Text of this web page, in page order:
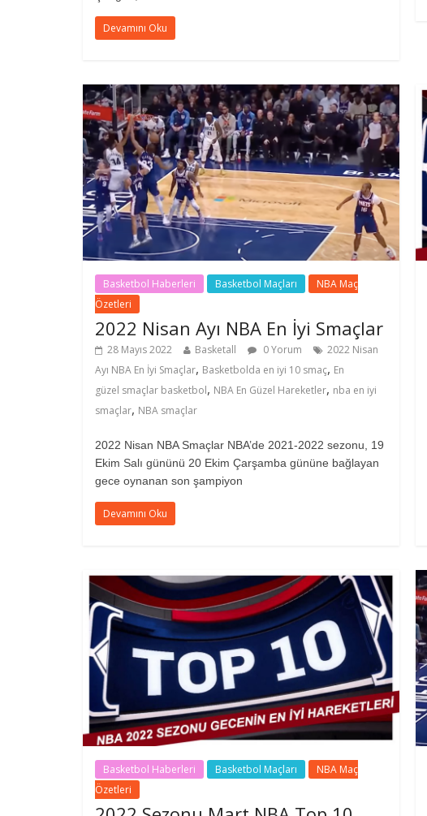
Devamını Oku
Basketbol Haberleri Basketbol Maçları
NBA Maç
Özetleri
2022 Nisan Ayı NBA En İyi Smaçlar
28 Mayıs 2022 Basketall 0 Yorum
2022 Nisan
Ayı NBA En İyi Smaçlar, Basketbolda en iyi 10 smaç, En
güzel smaçlar basketbol, NBA En Güzel Hareketler, nba en iyi
smaçlar, NBA smaçlar
2022 Nisan NBA Smaçlar NBA’de 2021-2022 sezonu, 19
Ekim Salı gününü 20 Ekim Çarşamba gününe bağlayan
gece oynanan son şampiyon
Devamını Oku
Basketbol Haberleri Basketbol Maçları
NBA Maç
Özetleri